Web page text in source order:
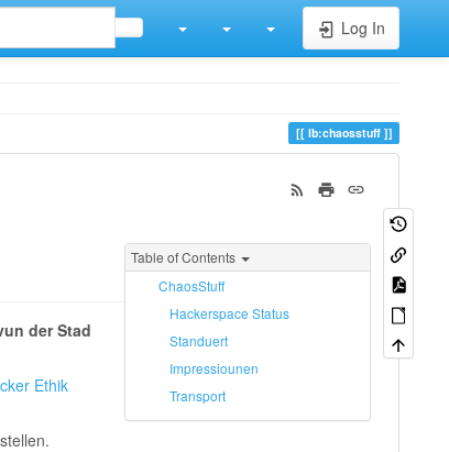
Log In
lb:chaosstuff
Table of Contents
ChaosStuff
Hackerspace Status
Standuert
Impressiounen
Transport
der Stad
Ethik